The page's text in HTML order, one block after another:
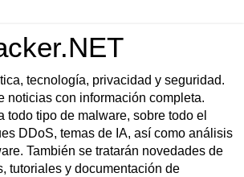
tecnología, privacidad y seguridad.
noticias con información completa.
todo tipo de malware, sobre todo el
DDoS, temas de IA, así como análisis
También se tratarán novedades de
tutoriales y documentación de